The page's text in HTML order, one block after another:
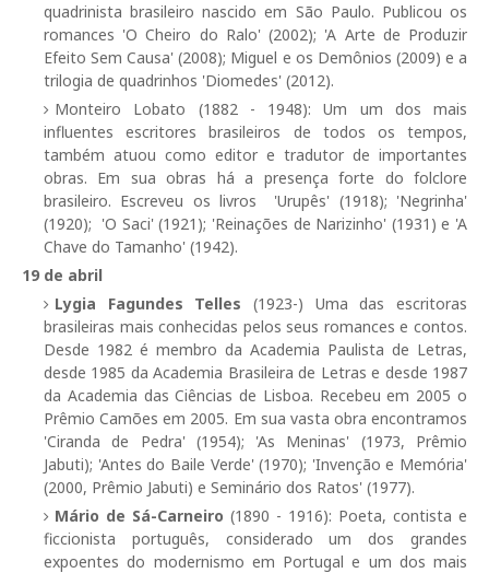
quadrinista brasileiro nascido em São Paulo. Publicou os
romances 'O Cheiro do Ralo' (2002); 'A Arte de Produzir
Efeito Sem Causa' (2008); Miguel e os Demônios (2009) e a
trilogia de quadrinhos 'Diomedes' (2012).
Monteiro Lobato (1882 - 1948): Um um dos mais
influentes escritores brasileiros de todos os tempos,
também atuou como editor e tradutor de importantes
obras. Em sua obras há a presença forte do folclore
brasileiro. Escreveu os livros 'Urupês' (1918); 'Negrinha'
(1920); 'O Saci' (1921); 'Reinações de Narizinho' (1931) e 'A
Chave do Tamanho' (1942).
19 de abril
Lygia Fagundes Telles (1923-) Uma das escritoras
brasileiras mais conhecidas pelos seus romances e contos.
Desde 1982 é membro da Academia Paulista de Letras,
desde 1985 da Academia Brasileira de Letras e desde 1987
da Academia das Ciências de Lisboa. Recebeu em 2005 o
Prêmio Camões em 2005. Em sua vasta obra encontramos
'Ciranda de Pedra' (1954); 'As Meninas' (1973, Prêmio
Jabuti); 'Antes do Baile Verde' (1970); 'Invenção e Memória'
(2000, Prêmio Jabuti) e Seminário dos Ratos' (1977).
Mário de Sá-Carneiro (1890 - 1916): Poeta, contista e
ficcionista português, considerado um dos grandes
expoentes do modernismo em Portugal e um dos mais